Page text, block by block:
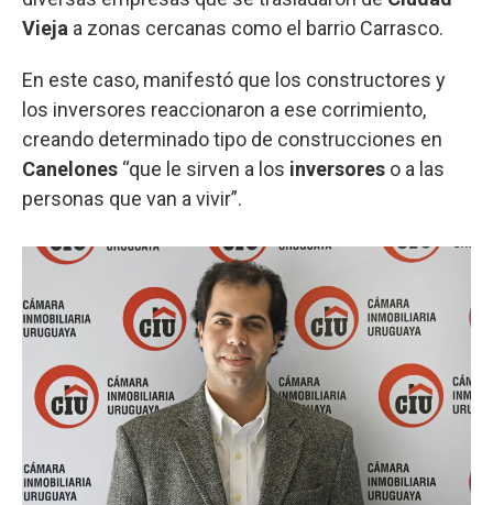
Vieja a zonas cercanas como el barrio Carrasco.
En este caso, manifestó que los constructores y
los inversores reaccionaron a ese corrimiento,
creando determinado tipo de construcciones en
Canelones “que le sirven a los inversores o a las
personas que van a vivir”.